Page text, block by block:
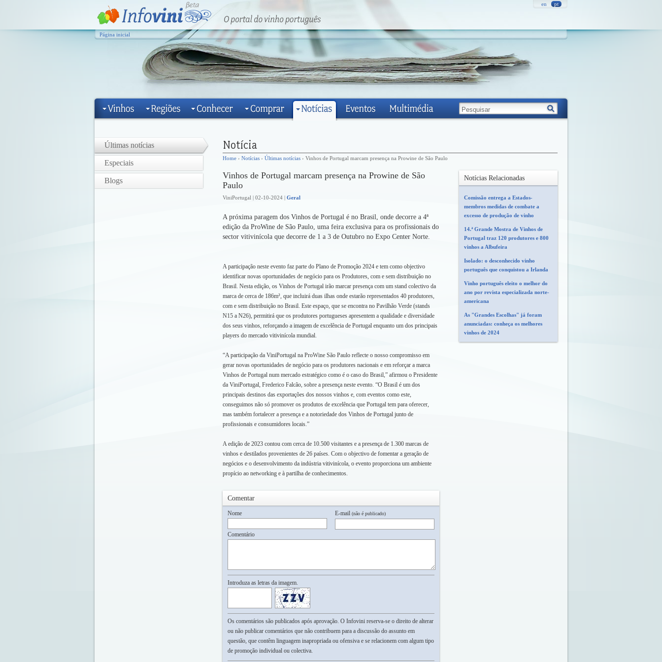
en pt
Página inicial
Últimas notícias
Especiais
Blogs
Home › Notícias › Últimas notícias › Vinhos de Portugal marcam presença na Prowine de São Paulo
Vinhos de Portugal marcam presença na Prowine de São
Paulo
ViniPortugal | 02-10-2024 | Geral
A próxima paragem dos Vinhos de Portugal é no Brasil, onde decorre a 4ª
edição da ProWine de São Paulo, uma feira exclusiva para os profissionais do
sector vitivinícola que decorre de 1 a 3 de Outubro no Expo Center Norte.
A participação neste evento faz parte do Plano de Promoção 2024 e tem como objectivo
identificar novas oportunidades de negócio para os Produtores, com e sem distribuição no
Brasil. Nesta edição, os Vinhos de Portugal irão marcar presença com um stand colectivo da
marca de cerca de 186m², que incluirá duas ilhas onde estarão representados 40 produtores,
com e sem distribuição no Brasil. Este espaço, que se encontra no Pavilhão Verde (stands
N15 a N26), permitirá que os produtores portugueses apresentem a qualidade e diversidade
dos seus vinhos, reforçando a imagem de excelência de Portugal enquanto um dos principais
players do mercado vitivinícola mundial.
“A participação da ViniPortugal na ProWine São Paulo reflecte o nosso compromisso em
gerar novas oportunidades de negócio para os produtores nacionais e em reforçar a marca
Vinhos de Portugal num mercado estratégico como é o caso do Brasil,” afirmou o Presidente
da ViniPortugal, Frederico Falcão, sobre a presença neste evento. “O Brasil é um dos
principais destinos das exportações dos nossos vinhos e, com eventos como este,
conseguimos não só promover os produtos de excelência que Portugal tem para oferecer,
mas também fortalecer a presença e a notoriedade dos Vinhos de Portugal junto de
profissionais e consumidores locais.”
A edição de 2023 contou com cerca de 10.500 visitantes e a presença de 1.300 marcas de
vinhos e destilados provenientes de 26 países. Com o objectivo de fomentar a geração de
negócios e o desenvolvimento da indústria vitivinícola, o evento proporciona um ambiente
propício ao networking e à partilha de conhecimentos.
Comentar
Nome E-mail (não é publicado)
Comentário
Introduza as letras da imagem.
Os comentários são publicados após aprovação. O Infovini reserva-se o direito de alterar
ou não publicar comentários que não contribuem para a discussão do assunto em
questão, que contêm linguagem inapropriada ou ofensiva e se relacionem com algum tipo
de promoção individual ou colectiva.
Notícias Relacionadas
Comissão entrega a Estados-
membros medidas de combate a
excesso de produção de vinho
14.ª Grande Mostra de Vinhos de
Portugal traz 120 produtores e 800
vinhos a Albufeira
Isolado: o desconhecido vinho
português que conquistou a Irlanda
Vinho português eleito o melhor do
ano por revista especializada norte-
americana
As "Grandes Escolhas" já foram
anunciadas: conheça os melhores
vinhos de 2024